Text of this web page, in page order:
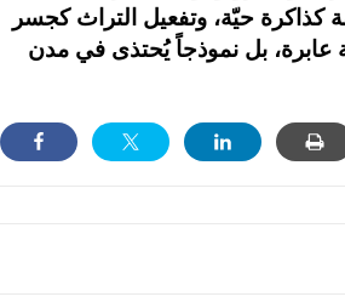
كذاكرة حيّة، وتفعيل التراث كجسر
عابرة، بل نموذجاً يُحتذى في مدن